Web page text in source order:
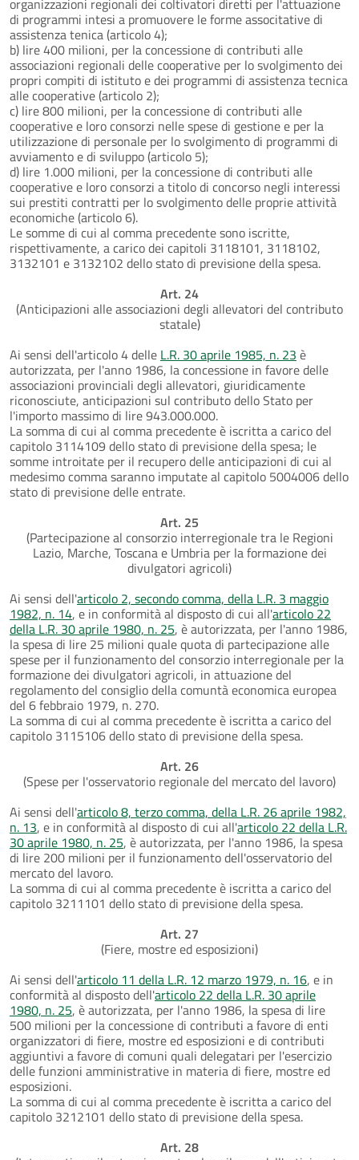
di programmi intesi a promuovere le forme associtative di
assistenza tenica (articolo 4);
b) lire 400 milioni, per la concessione di contributi alle
associazioni regionali delle cooperative per lo svolgimento dei
propri compiti di istituto e dei programmi di assistenza tecnica
alle cooperative (articolo 2);
c) lire 800 milioni, per la concessione di contributi alle
cooperative e loro consorzi nelle spese di gestione e per la
utilizzazione di personale per lo svolgimento di programmi di
avviamento e di sviluppo (articolo 5);
d) lire 1.000 milioni, per la concessione di contributi alle
cooperative e loro consorzi a titolo di concorso negli interessi
sui prestiti contratti per lo svolgimento delle proprie attività
economiche (articolo 6).
Le somme di cui al comma precedente sono iscritte,
rispettivamente, a carico dei capitoli 3118101, 3118102,
3132101 e 3132102 dello stato di previsione della spesa.
Art. 24
(Anticipazioni alle associazioni degli allevatori del contributo
statale)
Ai sensi dell'articolo 4 delle L.R. 30 aprile 1985, n. 23 è
autorizzata, per l'anno 1986, la concessione in favore delle
associazioni provinciali degli allevatori, giuridicamente
riconosciute, anticipazioni sul contributo dello Stato per
l'importo massimo di lire 943.000.000.
La somma di cui al comma precedente è iscritta a carico del
capitolo 3114109 dello stato di previsione della spesa; le
somme introitate per il recupero delle anticipazioni di cui al
medesimo comma saranno imputate al capitolo 5004006 dello
stato di previsione delle entrate.
Art. 25
(Partecipazione al consorzio interregionale tra le Regioni
Lazio, Marche, Toscana e Umbria per la formazione dei
divulgatori agricoli)
Ai sensi dell'articolo 2, secondo comma, della L.R. 3 maggio
1982, n. 14, e in conformità al disposto di cui all'articolo 22
della L.R. 30 aprile 1980, n. 25, è autorizzata, per l'anno 1986,
la spesa di lire 25 milioni quale quota di partecipazione alle
spese per il funzionamento del consorzio interregionale per la
formazione dei divulgatori agricoli, in attuazione del
regolamento del consiglio della comuntà economica europea
del 6 febbraio 1979, n. 270.
La somma di cui al comma precedente è iscritta a carico del
capitolo 3115106 dello stato di previsione della spesa.
Art. 26
(Spese per l'osservatorio regionale del mercato del lavoro)
Ai sensi dell'articolo 8, terzo comma, della L.R. 26 aprile 1982,
n. 13, e in conformità al disposto di cui all'articolo 22 della L.R.
30 aprile 1980, n. 25, è autorizzata, per l'anno 1986, la spesa
di lire 200 milioni per il funzionamento dell'osservatorio del
mercato del lavoro.
La somma di cui al comma precedente è iscritta a carico del
capitolo 3211101 dello stato di previsione della spesa.
Art. 27
(Fiere, mostre ed esposizioni)
Ai sensi dell'articolo 11 della L.R. 12 marzo 1979, n. 16, e in
conformità al disposto dell'articolo 22 della L.R. 30 aprile
1980, n. 25, è autorizzata, per l'anno 1986, la spesa di lire
500 milioni per la concessione di contributi a favore di enti
organizzatori di fiere, mostre ed esposizioni e di contributi
aggiuntivi a favore di comuni quali delegatari per l'esercizio
delle funzioni amministrative in materia di fiere, mostre ed
esposizioni.
La somma di cui al comma precedente è iscritta a carico del
capitolo 3212101 dello stato di previsione della spesa.
Art. 28